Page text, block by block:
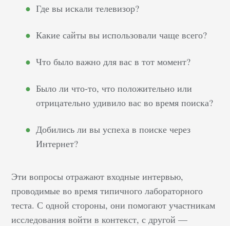
Где вы искали телевизор?
Какие сайты вы использовали чаще всего?
Что было важно для вас в тот момент?
Было ли что-то, что положительно или
отрицательно удивило вас во время поиска?
Добились ли вы успеха в поиске через
Интернет?
Эти вопросы отражают входные интервью,
проводимые во время типичного лабораторного
теста. С одной стороны, они помогают участникам
исследования войти в контекст, с другой —